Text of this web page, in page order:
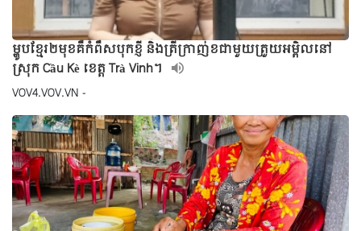
ម្ហូបខ្មែរ២មុខគឺកំពឹសបុកខ្ញី និងត្រីក្រាញ់ខជាមួយត្រួយអម្ពិលនៅ
ស្រុក Cầu Kè ខេត្ត Trà Vinh។
VOV4.VOV.VN -